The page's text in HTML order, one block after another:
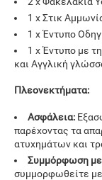
1 χ Στικ
1 x Έντυπο
1 x Έντυπο με
και Αγγλική
Πλεονεκτήματα:
Ασφάλεια:
παρέχοντας τα
ατυχημάτων και
Συμμόρφωση με
συμμορφωθείτε με